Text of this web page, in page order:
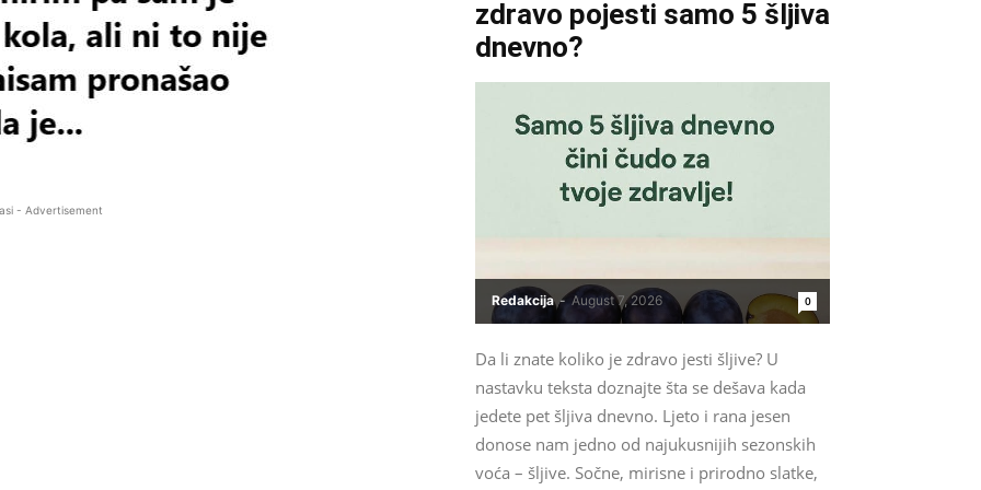
- Advertisement
zdravo pojesti samo 5 šljiva
dnevno?
Redakcija - August 7, 2026 0
Da li znate koliko je zdravo jesti šljive? U
nastavku teksta doznajte šta se dešava kada
jedete pet šljiva dnevno. Ljeto i rana jesen
donose nam jedno od najukusnijih sezonskih
voća – šljive. Sočne, mirisne i prirodno slatke,